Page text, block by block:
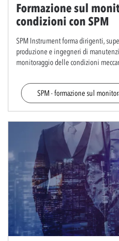
Formazione sul
condizioni con SPM
SPM Instrument forma dirigenti,
produzione e ingegneri di
monitoraggio delle condizioni
SPM - formazione sul